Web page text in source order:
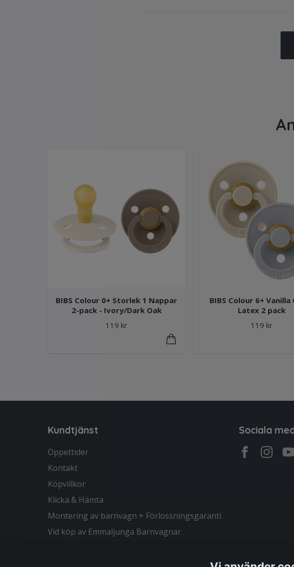
BIBS Colour 0+ Storlek 1 Nappar
2-pack - Ivory/Dark Oak
119 kr
BIBS Colour 6+ Vanilla
Latex 2 pack
119 kr
Kundtjänst
Öppettider
Kontakt
Köpvillkor
Klicka & Hämta
Montering av barnvagn + Förlossningsgaranti
Vid köp av Emmaljunga Barnvagnar
Sociala